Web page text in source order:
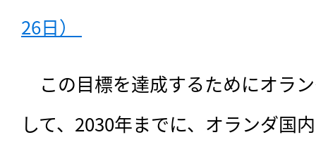
26日）
この目標を達成するためにオラ
して、2030年までに、オランダ国